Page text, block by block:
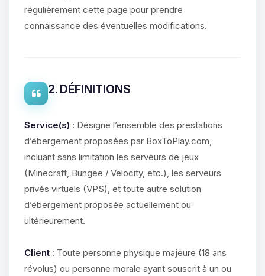
régulièrement cette page pour prendre
connaissance des éventuelles modifications.
2. DÉFINITIONS
Service(s) : Désigne l’ensemble des prestations
d’ébergement proposées par BoxToPlay.com,
incluant sans limitation les serveurs de jeux
(Minecraft, Bungee / Velocity, etc.), les serveurs
privés virtuels (VPS), et toute autre solution
d’ébergement proposée actuellement ou
ultérieurement.
Client : Toute personne physique majeure (18 ans
révolus) ou personne morale ayant souscrit à un ou